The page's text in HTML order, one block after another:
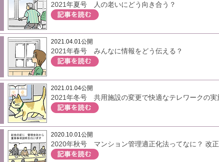
2021年夏号 人の老いにどう向き合う？
2021.04.01公開
2021年春号 みんなに情報をどう伝える？
2021.01.04公開
2021年冬号 共用施設の変更で快適なテレワークの実
2020.10.01公開
2020年秋号 マンション管理適正化法ってなに？ 改